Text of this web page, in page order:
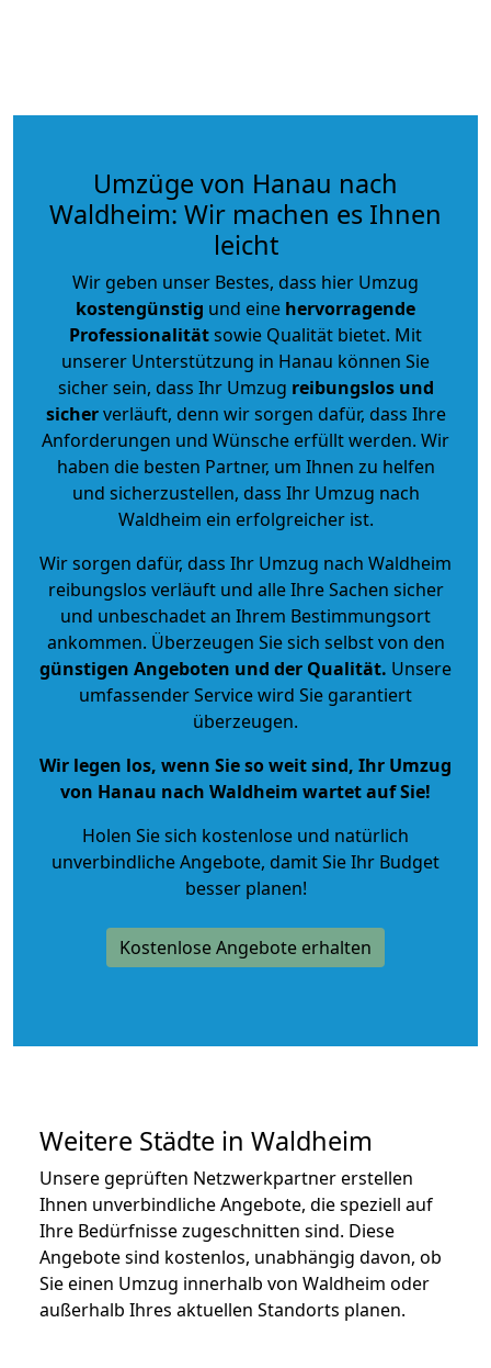
Umzüge von Hanau nach
Waldheim: Wir machen es Ihnen
leicht
Wir geben unser Bestes, dass hier Umzug
kostengünstig und eine hervorragende
Professionalitätsowie Qualität bietet. Mit
unserer Unterstützung in Hanau können Sie
sicher sein, dass Ihr Umzug reibungslos und
sicherverläuft, denn wir sorgen dafür, dass Ihre
Anforderungen und Wünsche erfüllt werden. Wir
haben die besten Partner, um Ihnen zu helfen
und sicherzustellen, dass Ihr Umzug nach
Waldheim ein erfolgreicher ist.
Wir sorgen dafür, dass Ihr Umzug nach Waldheim
reibungslos verläuft und alle Ihre Sachen sicher
und unbeschadet an Ihrem Bestimmungsort
ankommen. Überzeugen Sie sich selbst von den
günstigen Angeboten und der Qualität. Unsere
umfassender Service wird Sie garantiert
überzeugen.
Wir legen los, wenn Sie so weit sind, Ihr Umzug
von Hanau nach Waldheim wartet auf Sie!
Holen Sie sich kostenlose und natürlich
unverbindliche Angebote, damit Sie Ihr Budget
besser planen!
Kostenlose Angebote erhalten
Weitere Städte in Waldheim
Unsere geprüften Netzwerkpartner erstellen
Ihnen unverbindliche Angebote, die speziell auf
Ihre Bedürfnisse zugeschnitten sind. Diese
Angebote sind kostenlos, unabhängig davon, ob
Sie einen Umzug innerhalb von Waldheim oder
außerhalb Ihres aktuellen Standorts planen.